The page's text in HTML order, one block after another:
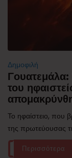
Δημοφιλή
του
Το ηφαίστειο, που
της πρωτεύουσας
Περισσότερα